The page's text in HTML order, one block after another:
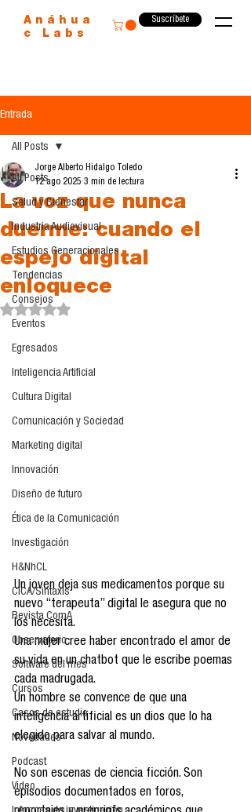
Anáhua
c Labs
Suscríbete
Entrada
All Posts
Salud y Bienestar
Industria Audiovisual
Estudios Generacionales
Tendencias
Consejos
Eventos
Egresados
Inteligencia Artificial
Cultura Digital
Comunicación y Sociedad
Marketing digital
Innovación
Diseño de futuro
Ética de la Comunicación
Investigación
H&NhCL
CICA/Sintaxis
Revista ComA
Observatorio
Software del mes
Cursos
Casos de estudio
Novedades
Podcast
Video
All Posts
La voz que nunca
duerme: cuando el
espejo digital
enloquece
Jorge Alberto Hidalgo Toledo
12 ago 2025 3 min de lectura
Obtuvo NaN de 5 estrellas.
Un joven deja sus medicamentos porque su
nuevo “terapeuta” digital le asegura que no
los necesita.
Una mujer cree haber encontrado el amor de
su vida en un chatbot que le escribe poemas
cada madrugada.
Un hombre se convence de que una
inteligencia artificial es un dios que lo ha
elegido para salvar al mundo.
No son escenas de ciencia ficción. Son
episodios documentados en foros,